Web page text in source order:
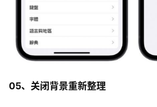
05、关闭背景重新整理